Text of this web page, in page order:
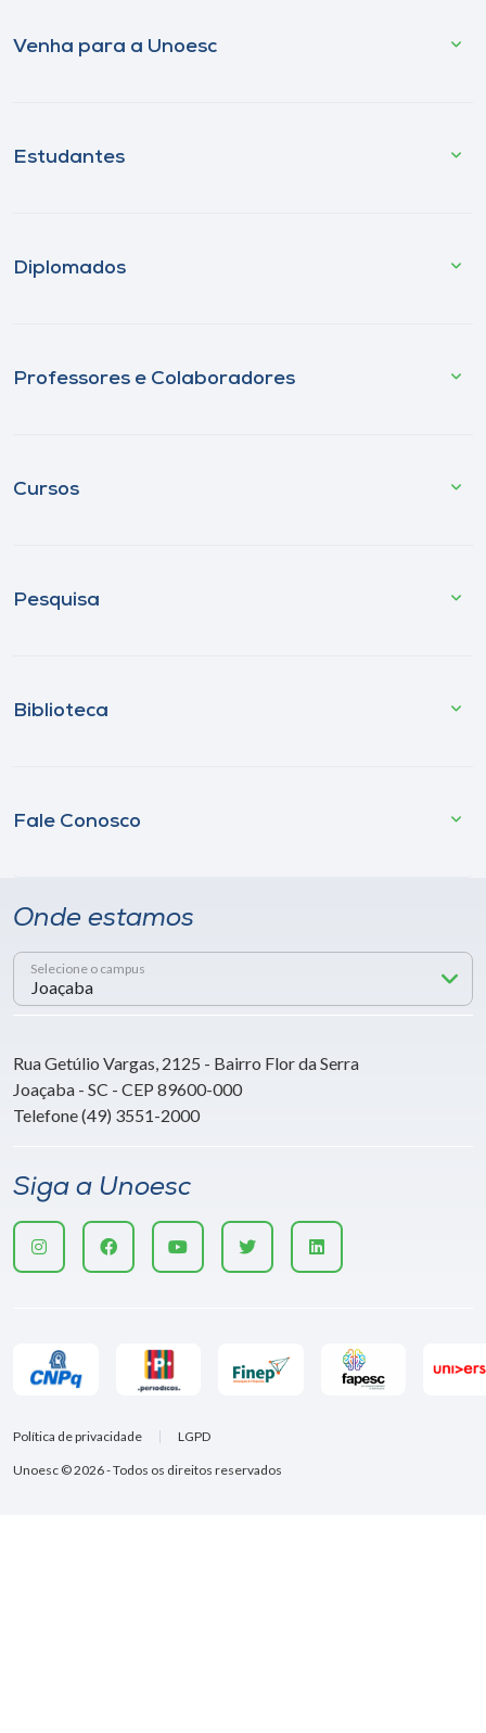
Venha para a Unoesc
Estudantes
Diplomados
Professores e Colaboradores
Cursos
Pesquisa
Biblioteca
Fale Conosco
Onde estamos
Selecione o campus
Rua Getúlio Vargas, 2125 - Bairro Flor da Serra
Joaçaba - SC - CEP 89600-000
Telefone (49) 3551-2000
Siga a Unoesc
Unoesc © 2026 - Todos os direitos reservados
Política de privacidade LGPD